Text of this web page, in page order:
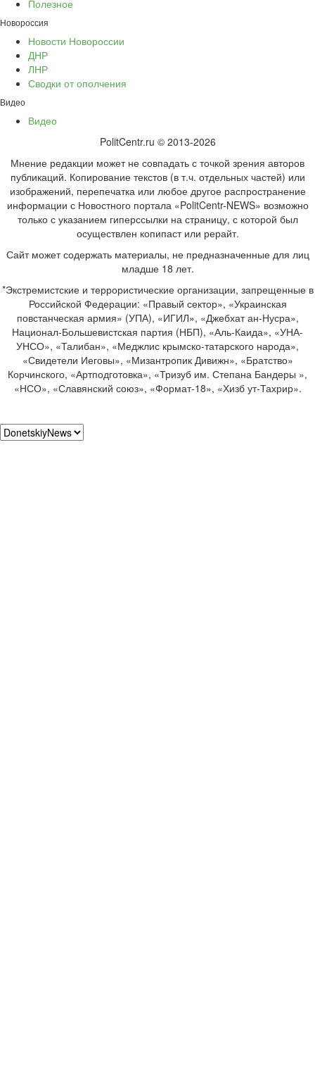
Полезное
Новороссия
Новости Новороссии
ДНР
ЛНР
Сводки от ополчения
Видео
Видео
PolitCentr.ru © 2013-2026
Мнение редакции может не совпадать с точкой зрения авторов
публикаций. Копирование текстов (в т.ч. отдельных частей) или
изображений, перепечатка или любое другое распространение
информации с Новостного портала «PolitCentr-NEWS» возможно
только с указанием гиперссылки на страницу, с которой был
осуществлен копипаст или рерайт.
Сайт может содержать материалы, не предназначенные для лиц
младше 18 лет.
*Экстремистские и террористические организации, запрещенные в
Российской Федерации: «Правый сектор», «Украинская
повстанческая армия» (УПА), «ИГИЛ», «Джебхат ан-Нусра»,
Национал-Большевистская партия (НБП), «Аль-Каида», «УНА-
УНСО», «Талибан», «Меджлис крымско-татарского народа»,
«Свидетели Иеговы», «Мизантропик Дивижн», «Братство»
Корчинского, «Артподготовка», «Тризуб им. Степана Бандеры »,
«НСО», «Славянский союз», «Формат-18», «Хизб ут-Тахрир».